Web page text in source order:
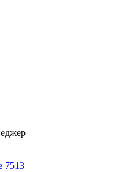
7513